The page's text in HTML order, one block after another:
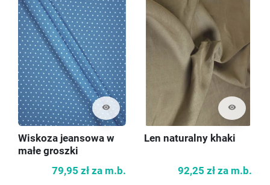
visibility
Wiskoza jeansowa w
małe groszki
79,95 zł za m.b.
visibility
Len naturalny khaki
92,25 zł za m.b.